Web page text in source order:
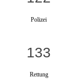
Polizei
133
Rettung